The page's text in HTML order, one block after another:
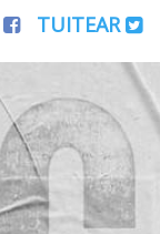
TUITEAR